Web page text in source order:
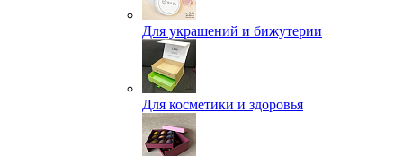
Для украшений и бижутерии
Для косметики и здоровья